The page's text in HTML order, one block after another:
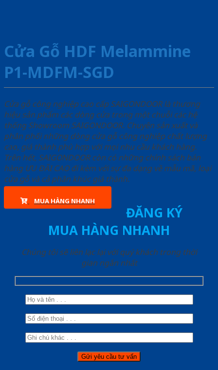
Cửa Gỗ HDF Melammine
P1-MDFM-SGD
Cửa gỗ công nghiệp cao cấp SAIGONDOOR là thương
hiệu sản phẩm các dòng cửa trong một chuỗi các hệ
thống Showroom SAIGONDOOR. Chuyên sản xuất và
phân phối những dòng cửa gỗ công nghiệp chất lượng
cao, giá thành phù hợp với mọi nhu cầu khách hàng.
Trên hết, SAIGONDOOR còn có những chính sách bán
hàng ƯU ĐÃI CAO đi kèm với sự đa dạng về mẫu mã, loại
cửa gỗ và cả phân khúc giá thành.
MUA HÀNG NHANH
ĐĂNG KÝ
MUA HÀNG NHANH
Chúng tôi sẽ liên lạc lại với quý khách trong thời
gian ngắn nhất